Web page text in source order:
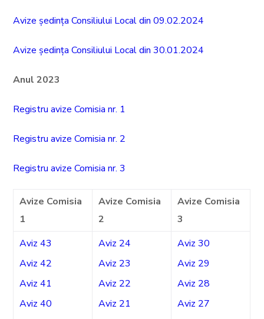
Avize ședința Consiliului Local din 09.02.2024
Avize ședința Consiliului Local din 30.01.2024
Anul 2023
Registru avize Comisia nr. 1
Registru avize Comisia nr. 2
Registru avize Comisia nr. 3
Avize Comisia
1
Avize Comisia
2
Avize Comisia
3
Aviz 43
Aviz 42
Aviz 41
Aviz 40
Aviz 24
Aviz 23
Aviz 22
Aviz 21
Aviz 30
Aviz 29
Aviz 28
Aviz 27